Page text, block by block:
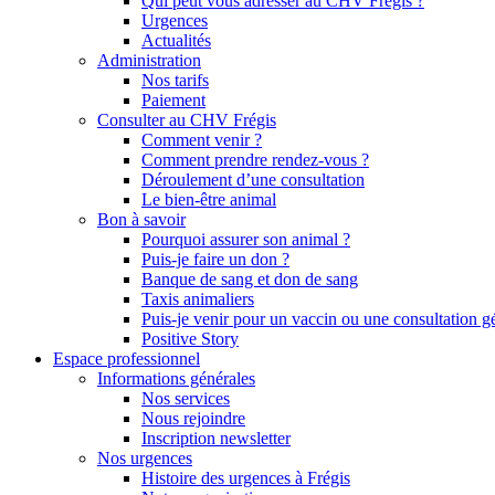
Urgences
Actualités
Administration
Nos tarifs
Paiement
Consulter au CHV Frégis
Comment venir ?
Comment prendre rendez-vous ?
Déroulement d’une consultation
Le bien-être animal
Bon à savoir
Pourquoi assurer son animal ?
Puis-je faire un don ?
Banque de sang et don de sang
Taxis animaliers
Puis-je venir pour un vaccin ou une consultation
Positive Story
Espace professionnel
Informations générales
Nos services
Nous rejoindre
Inscription newsletter
Nos urgences
Histoire des urgences à Frégis